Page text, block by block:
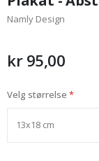
begynnelsen
av
Namly Design
kr 95,00
Velg størrelse